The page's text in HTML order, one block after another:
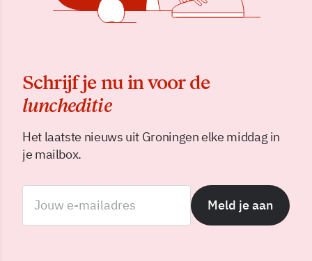
Schrijf je nu in voor de
luncheditie
Het laatste nieuws uit Groningen elke middag in
je mailbox.
Meld je aan